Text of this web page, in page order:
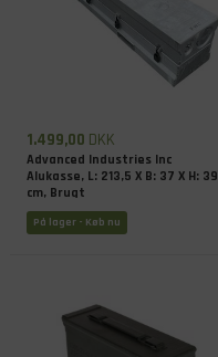
1.499,00 DKK
Advanced Industries Inc
Alukasse, L: 213,5 X B: 37 X H: 39
cm, Brugt
På lager - Køb nu